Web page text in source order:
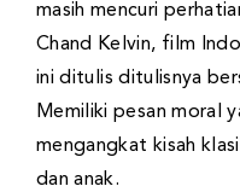
masih mencuri
Chand Kelvin, film
ini ditulis ditulisnya
Memiliki pesan moral
mengangkat kisah
dan anak.